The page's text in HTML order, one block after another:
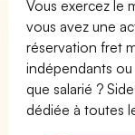
Vous exercez le
vous avez une
réservation fret
indépendants
que salarié ?
dédiée à toutes